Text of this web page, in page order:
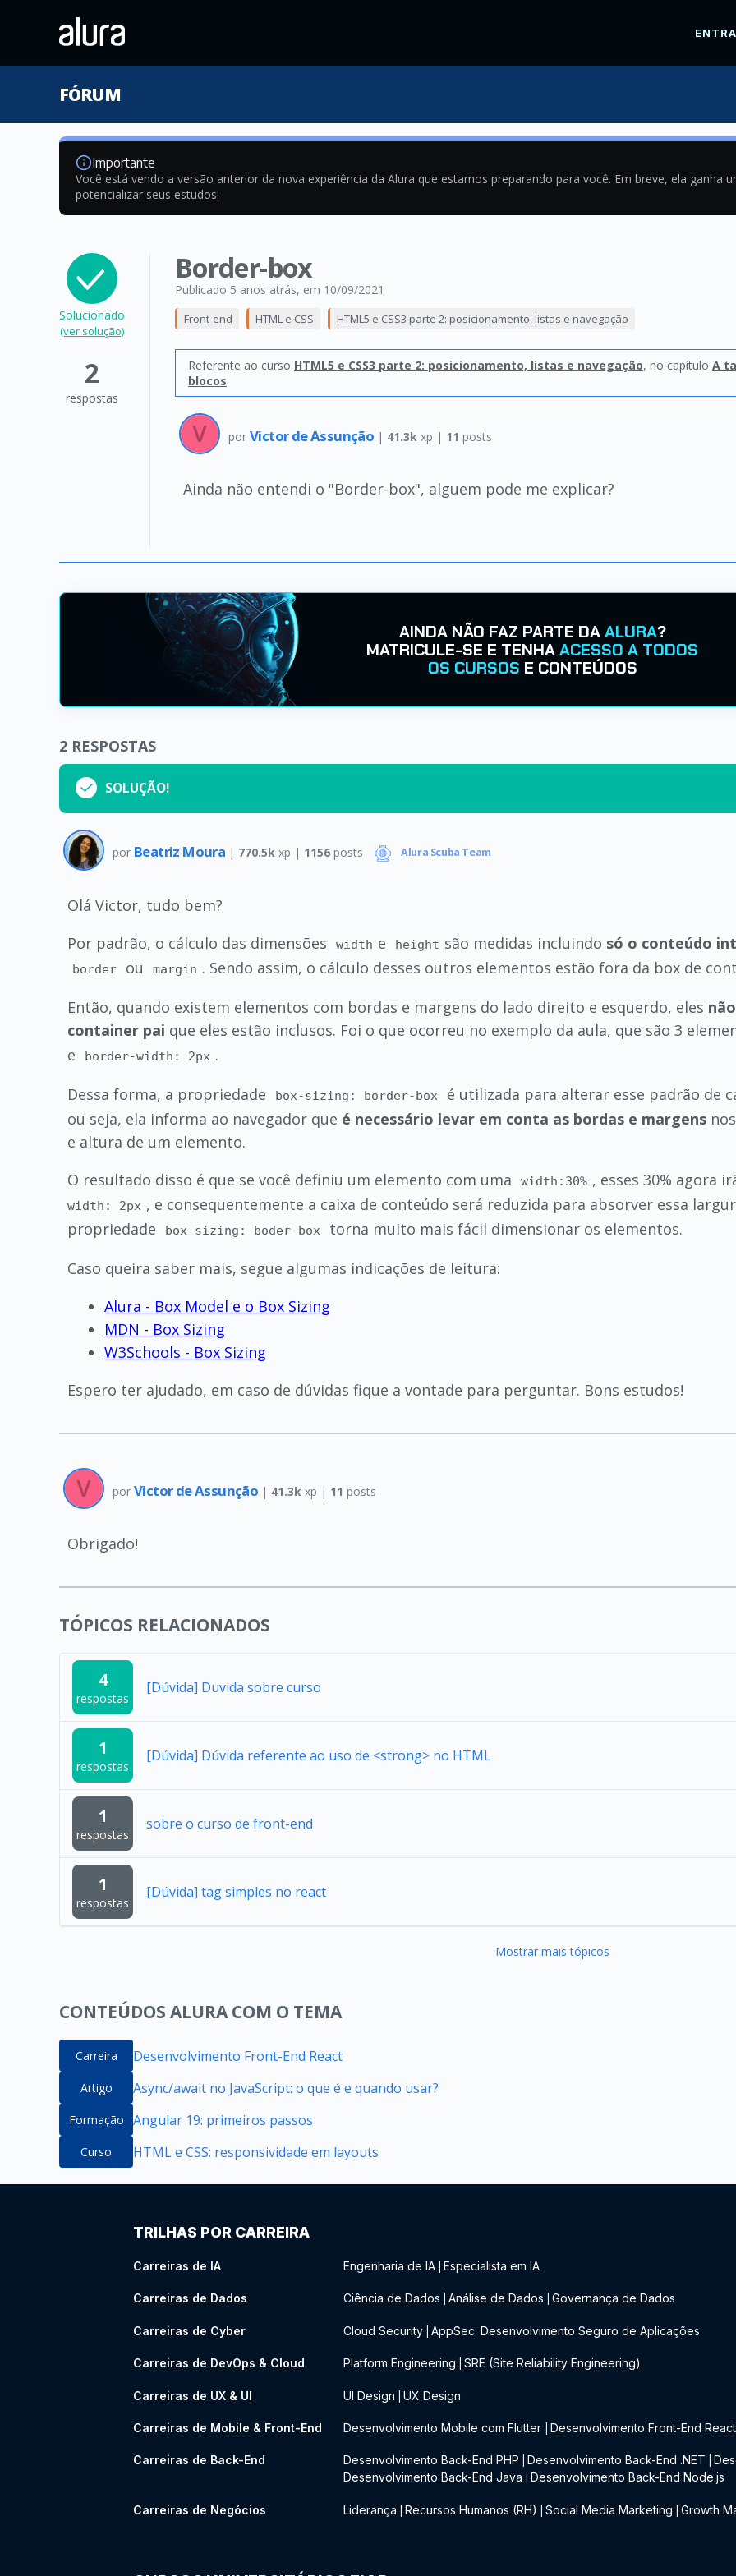
FÓRUM
Importante
Você está vendo a versão anterior da nova experiência da Alura que estamos preparando para você. Em breve, ela ganha
potencializar seus estudos!
Solucionado
(ver solução)
2
respostas
Border-box
Publicado 5 anos atrás, em 10/09/2021
Front-end HTML e CSS HTML5 e CSS3 parte 2: posicionamento, listas e navegação
Referente ao curso HTML5 e CSS3 parte 2: posicionamento, listas e navegação, no capítulo A
blocos
por Victor de Assunção | 41.3k xp | 11 posts
Ainda não entendi o "Border-box", alguem pode me explicar?
AINDA NÃO FAZ PARTE DAALURA?
MATRICULE-SE E TENHAACESSO A TODOS
OS CURSOS E CONTEÚDOS
2 RESPOSTAS
SOLUÇÃO!
por Beatriz Moura | 770.5k xp | 1156posts Alura Scuba Team
Olá Victor, tudo bem?
Por padrão, o cálculo das dimensões
width e height são medidas incluindo só o conteúdo
border ou margin . Sendo assim, o cálculo desses outros elementos estão fora da box de
Então, quando existem elementos com bordas e margens do lado direito e esquerdo, eles
container pai que eles estão inclusos. Foi o que ocorreu no exemplo da aula, que são 3
e border-width: 2px .
Dessa forma, a propriedade
box-sizing: border-box
é utilizada para alterar esse padrão de
ou seja, ela informa ao navegador que é necessário levar em conta as bordas e margens
e altura de um elemento.
O resultado disso é que se você definiu um elemento com uma
width:30% , esses 30% agora
width: 2px , e consequentemente a caixa de conteúdo será reduzida para absorver essa
propriedade
box-sizing: boder-box
torna muito mais fácil dimensionar os elementos.
Caso queira saber mais, segue algumas indicações de leitura:
Alura - Box Model e o Box Sizing
MDN - Box Sizing
W3Schools - Box Sizing
Espero ter ajudado, em caso de dúvidas fique a vontade para perguntar. Bons estudos!
por Victor de Assunção | 41.3k xp | 11 posts
Obrigado!
TÓPICOS RELACIONADOS
4
respostas
[Dúvida] Duvida sobre curso
1
respostas
[Dúvida] Dúvida referente ao uso de <strong> no HTML
1
respostas
sobre o curso de front-end
1
respostas
[Dúvida] tag simples no react
Mostrar mais tópicos
CONTEÚDOS ALURA COM O TEMA
Carreira Desenvolvimento Front-End React
Artigo Async/await no JavaScript: o que é e quando usar?
Formação Angular 19: primeiros passos
Curso HTML e CSS: responsividade em layouts
TRILHAS POR CARREIRA
Carreiras de IA Engenharia de IA Especialista em IA
Carreiras de Dados Ciência de Dados Análise de Dados Governança de Dados
Carreiras de Cyber Cloud Security AppSec: Desenvolvimento Seguro de Aplicações
Carreiras de DevOps & Cloud Platform Engineering SRE (Site Reliability Engineering)
Carreiras de UX & UI UI Design UX Design
Carreiras de Mobile & Front-End Desenvolvimento Mobile com Flutter Desenvolvimento Front-End React
Carreiras de Back-End Desenvolvimento Back-End PHP Desenvolvimento Back-End .NET
Desenvolvimento Back-End Java Desenvolvimento Back-End Node.js
Carreiras de Negócios Liderança Recursos Humanos (RH) Social Media Marketing Growth